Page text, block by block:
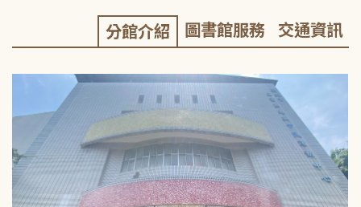
分館介紹 圖書館服務 交通資訊